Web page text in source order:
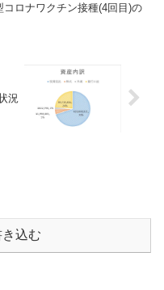
コロナワクチン接種(4回目)の
況
込む